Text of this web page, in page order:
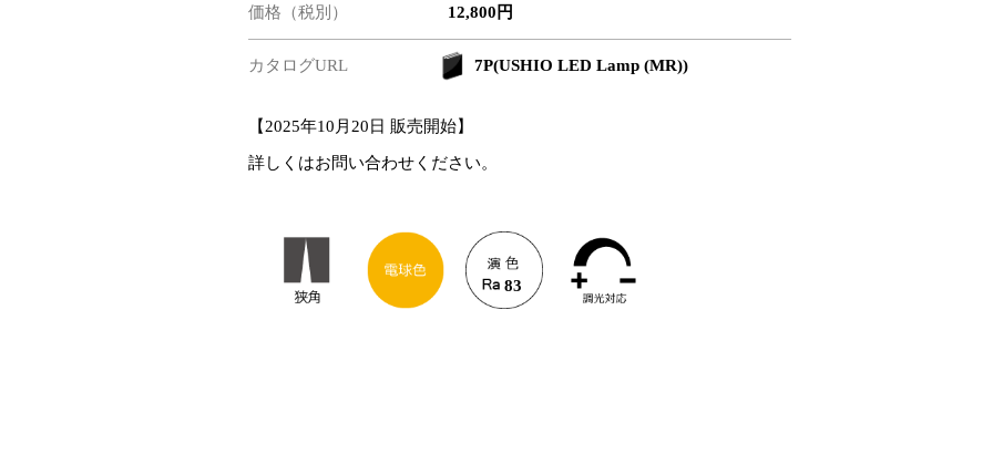
価格（税別） 12,800円
カタログURL 7P(USHIO LED Lamp (MR))
【2025年10月20日 販売開始】
詳しくはお問い合わせください。
83